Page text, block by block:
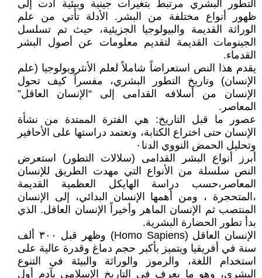
التطور البشري مرتبط بتغيرات جينية وبيئية أدت إلى
ظهور أنواع مختلفة من البشر. الأدلة تأتي من علم
الوراثة القديمة والبيولوجيا الجزيئية، حيث تم تسلسل
الجينومات القديمة لتقديم معلومات عن أصول البشر
القدماء.
يقدم هذا النص استعراضاً شاملاً لعلم الأنثروبولوجيا (علم
الإنسان) وتاريخ التطور البشري، مفسراً كيف تحول
الإنسان من أسلافه القدامى إلى “الإنسان العاقل”
المعاصر.
عصور ما قبل التاريخ: هي الفترة الممتدة من نشأة
الإنسان حتى اختراع الكتابة، وتعتمد دراستها على الأحافير
وتحليل الحمض النووي الدنا٠
أبرز أنواع البشر القدامى (سلالات التطور) استعرض
النص سلسلة من الأنواع التي مهدت الطريق للإنسان
المعاصر،حسب دراسة الهايكل العظمية القديمة
،المتحجرة ، ومن أهمها الإنسان البدائي، إلى الإنسان
المنتصب ثم الإنسان الماهر وأخيراً الإنسان العاقل. الذي
بدأ تطور الحضارة البشرية.
الإنسان العاقل (Homo Sapiens) وظهر قبل ٣٠٠ ألف
سنة في أفريقيا ويتميز بأكبر حجم دماغ وقدرة عالية على
استخدام اللغة، والرموز والوراثة والبيئة في التنوع
البشري، وهو ما يعرف في التاريخ الإسلامي بآدم أول